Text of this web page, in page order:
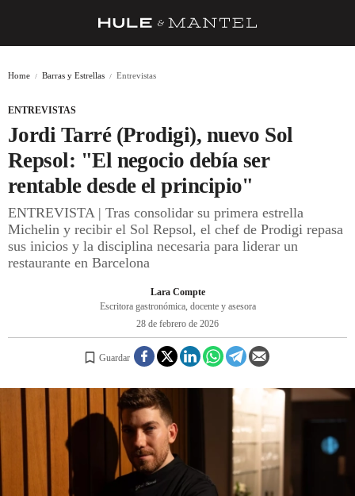
BARRAS Y ESTRELLAS
DÓNDE COMER
ÍDOLOS DE MESAS
CUADERNO DE VIAJE
A CUCHILLO
REGISTRO
INICIAR SESIÓN
Home Barras y Estrellas Entrevistas
ENTREVISTAS
Jordi Tarré (Prodigi), nuevo Sol
Repsol: "El negocio debía ser
rentable desde el principio"
ENTREVISTA | Tras consolidar su primera estrella
Michelin y recibir el Sol Repsol, el chef de Prodigi repasa
sus inicios y la disciplina necesaria para liderar un
restaurante en Barcelona
Lara Compte
Escritora gastronómica, docente y asesora
28 de febrero de 2026
Guardar